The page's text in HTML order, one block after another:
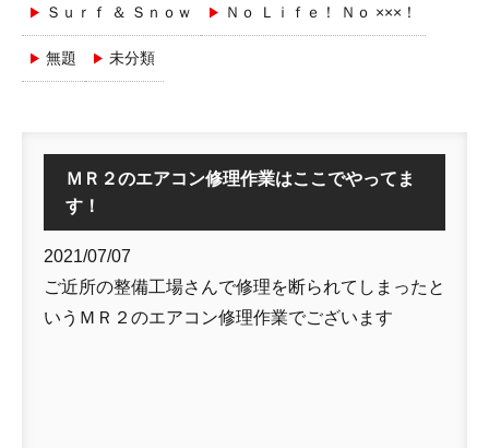
Ｓｕｒｆ ＆ Ｓｎｏｗ Ｎｏ Ｌｉｆｅ！ Ｎｏ ×××！
無題 未分類
ＭＲ２のエアコン修理作業はここでやってま
す！
2021/07/07
ご近所の整備工場さんで修理を断られてしまったと
いうＭＲ２のエアコン修理作業でございます